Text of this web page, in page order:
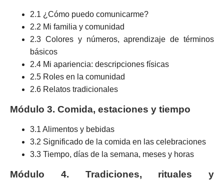
2.1 ¿Cómo puedo comunicarme?
2.2 Mi familia y comunidad
2.3 Colores y números, aprendizaje de términos
básicos
2.4 Mi apariencia: descripciones físicas
2.5 Roles en la comunidad
2.6 Relatos tradicionales
Módulo 3. Comida, estaciones y tiempo
3.1 Alimentos y bebidas
3.2 Significado de la comida en las celebraciones
3.3 Tiempo, días de la semana, meses y horas
Módulo 4. Tradiciones, rituales y